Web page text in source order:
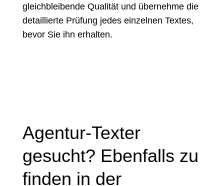
gleichbleibende Qualität und übernehme die
detaillierte Prüfung jedes einzelnen Textes,
bevor Sie ihn erhalten.
Agentur-Texter
gesucht? Ebenfalls zu
finden in der